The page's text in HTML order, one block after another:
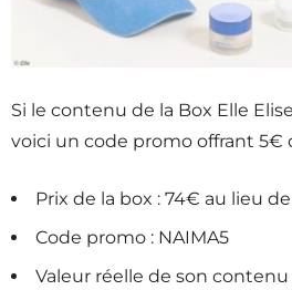
Si le contenu de la Box Elle
voici un code promo offrant 5€
Prix de la box : 74€ au lieu
Code promo : NAIMA5
Valeur réelle de son